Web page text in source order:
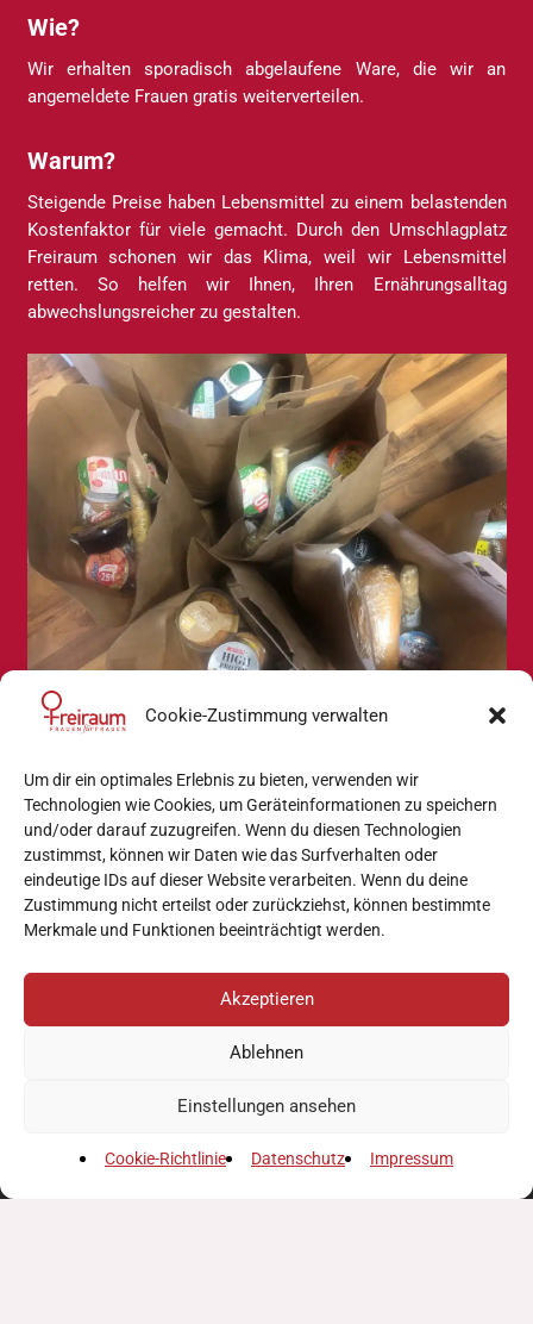
Cookie-Zustimmung verwalten
Um dir ein optimales Erlebnis zu bieten, verwenden wir
Technologien wie Cookies, um Geräteinformationen zu speichern
und/oder darauf zuzugreifen. Wenn du diesen Technologien
zustimmst, können wir Daten wie das Surfverhalten oder
eindeutige IDs auf dieser Website verarbeiten. Wenn du deine
Zustimmung nicht erteilst oder zurückziehst, können bestimmte
Merkmale und Funktionen beeinträchtigt werden.
Akzeptieren
Ablehnen
Einstellungen ansehen
Cookie-Richtlinie Datenschutz Impressum
Wie?
Wir erhalten sporadisch abgelaufene Ware, die wir an
angemeldete Frauen gratis weiterverteilen.
Warum?
Steigende Preise haben Lebensmittel zu einem belastenden
Kostenfaktor für viele gemacht. Durch den Umschlagplatz
Freiraum schonen wir das Klima, weil wir Lebensmittel
retten. So helfen wir Ihnen, Ihren Ernährungsalltag
abwechslungsreicher zu gestalten.
beratung@verein-freiraum.at
+43 677/ 644 98 325
© Freiraum gemeinnützige GmbH